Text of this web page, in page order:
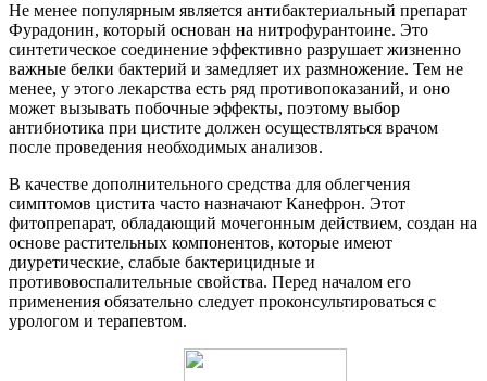
Не менее популярным является антибактериальный препарат
Фурадонин, который основан на нитрофурантоине. Это
синтетическое соединение эффективно разрушает жизненно
важные белки бактерий и замедляет их размножение. Тем не
менее, у этого лекарства есть ряд противопоказаний, и оно
может вызывать побочные эффекты, поэтому выбор
антибиотика при цистите должен осуществляться врачом
после проведения необходимых анализов.
В качестве дополнительного средства для облегчения
симптомов цистита часто назначают Канефрон. Этот
фитопрепарат, обладающий мочегонным действием, создан на
основе растительных компонентов, которые имеют
диуретические, слабые бактерицидные и
противовоспалительные свойства. Перед началом его
применения обязательно следует проконсультироваться с
урологом и терапевтом.